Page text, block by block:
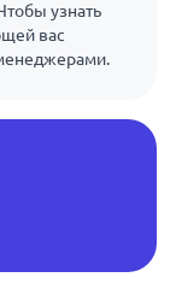
узнать
вас